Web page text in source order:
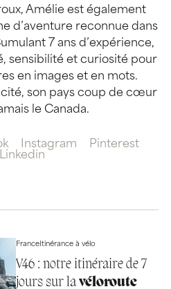
Amélie est également
d’aventure reconnue dans
7 ans d’expérience,
sensibilité et curiosité pour
en images et en mots.
son pays coup de cœur
le Canada.
Instagram
Pinterest
Linkedin
FranceItinérance à vélo
V46 : notre itinéraire de 7
jours sur lavéloroute